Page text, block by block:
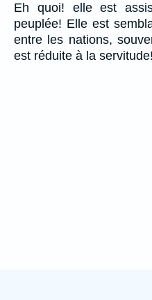
Eh quoi! elle est
peuplée! Elle est
entre les nations,
est réduite à la servitude!